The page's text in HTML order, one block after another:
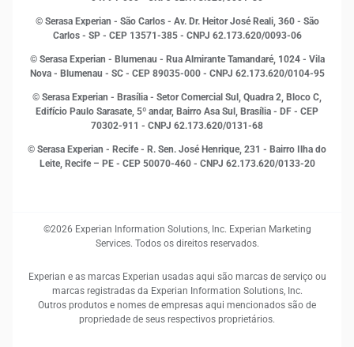
Marketing
Open Finance
Proteção de Dados
Sustentabilidade Corporativa
© Serasa Experian - São Carlos - Av. Dr. Heitor José Reali, 360 - São
Carlos - SP - CEP 13571-385 - CNPJ 62.173.620/0093-06
© Serasa Experian - Blumenau - Rua Almirante Tamandaré, 1024 - Vila
Nova - Blumenau - SC - CEP 89035-000 - CNPJ 62.173.620/0104-95
© Serasa Experian - Brasília - Setor Comercial Sul, Quadra 2, Bloco C,
Edifício Paulo Sarasate, 5º andar, Bairro Asa Sul, Brasília - DF - CEP
70302-911 - CNPJ 62.173.620/0131-68
© Serasa Experian - Recife - R. Sen. José Henrique, 231 - Bairro Ilha do
Leite, Recife – PE - CEP 50070-460 - CNPJ 62.173.620/0133-20
©2026 Experian Information Solutions, Inc. Experian Marketing
Services. Todos os direitos reservados.
Experian e as marcas Experian usadas aqui são marcas de serviço ou
marcas registradas da Experian Information Solutions, Inc.
Outros produtos e nomes de empresas aqui mencionados são de
propriedade de seus respectivos proprietários.